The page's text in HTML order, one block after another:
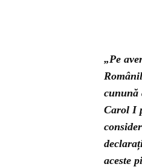
„Pe
cunună
Carol I
aceste